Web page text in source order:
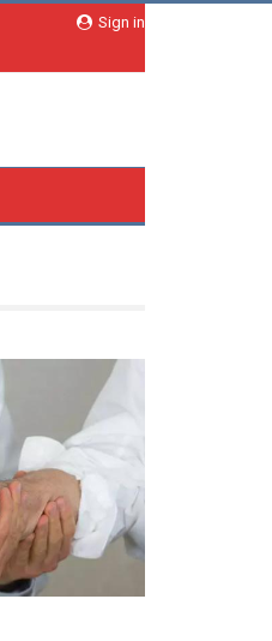
Sign in